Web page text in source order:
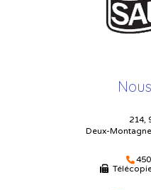
214,
Deux-